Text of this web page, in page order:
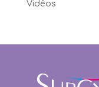
Vidéos